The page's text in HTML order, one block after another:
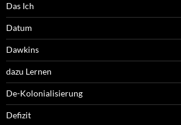
Das Ich
Datum
Dawkins
dazu Lernen
De-Kolonialisierung
Defizit